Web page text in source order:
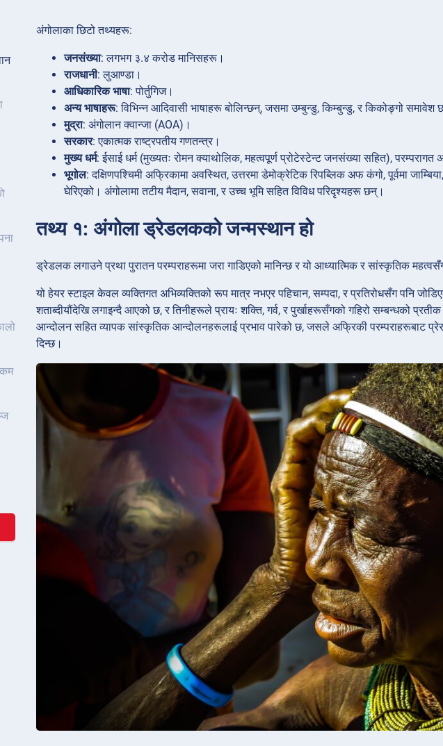
अंगोलाका छिटो तथ्यहरू:
जनसंख्या: लगभग ३.४ करोड मानिसहरू।
राजधानी: लुआण्डा।
आधिकारिक भाषा: पोर्तुगिज।
अन्य भाषाहरू: विभिन्न आदिवासी भाषाहरू बोलिन्छन्, जसमा उम्बुन्डु, किम्बुन्डु, र किकोङ्गो समावेश
मुद्रा: अंगोलान क्वान्जा (AOA)।
सरकार: एकात्मक राष्ट्रपतीय गणतन्त्र।
मुख्य धर्म: ईसाई धर्म (मुख्यतः रोमन क्याथोलिक, महत्वपूर्ण प्रोटेस्टेन्ट जनसंख्या सहित),
भूगोल: दक्षिणपश्चिमी अफ्रिकामा अवस्थित, उत्तरमा डेमोक्रेटिक रिपब्लिक अफ कंगो, पूर्वमा
घेरिएको। अंगोलामा तटीय मैदान, सवाना, र उच्च भूमि सहित विविध परिदृश्यहरू छन्।
तथ्य १: अंगोला ड्रेडलकको जन्मस्थान हो
ड्रेडलक लगाउने प्रथा पुरातन परम्पराहरूमा जरा गाडिएको मानिन्छ र यो आध्यात्मिक र सांस्कृतिक
यो हेयर स्टाइल केवल व्यक्तिगत अभिव्यक्तिको रूप मात्र नभएर पहिचान, सम्पदा, र प्रतिरोधसँग पनि
शताब्दीयौंदेखि लगाइन्दै आएको छ, र तिनीहरूले प्रायः शक्ति, गर्व, र पुर्खाहरूसँगको गहिरो सम्बन्धको
आन्दोलन सहित व्यापक सांस्कृतिक आन्दोलनहरूलाई प्रभाव पारेको छ, जसले अफ्रिकी परम्पराहरूबाट
दिन्छ।